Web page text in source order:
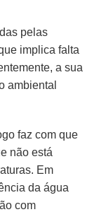
pelas
implica falta
a sua
ambiental
faz com que
não está
Em
da água
com